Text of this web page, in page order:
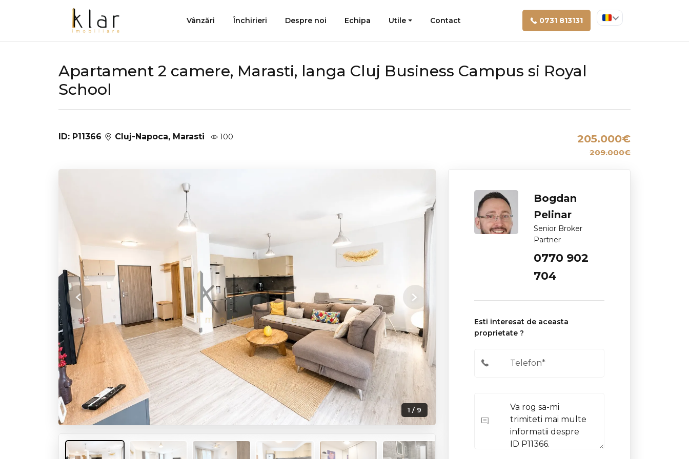
Vânzări Închirieri Despre noi Echipa Utile Contact 0731 813131
Apartament 2 camere, Marasti, langa Cluj Business Campus si Royal
School
ID: P11366 Cluj-Napoca, Marasti 100 205.000€
209.000€
1 / 9
Previous Next
Bogdan
Pelinar
Senior Broker
Partner
0770 902
704
Esti interesat de aceasta
proprietate ?